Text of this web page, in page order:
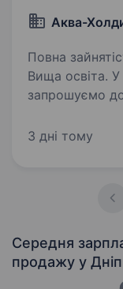
Аква-
Повна
Вища освіта. У зв’язку з розвитком
запрошуємо
харчової
3 дні тому
Середня
продажу у